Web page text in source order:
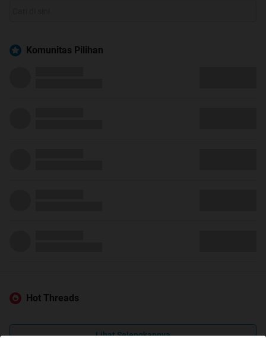
Komunitas Pilihan
Hot Threads
Lihat Selengkapnya